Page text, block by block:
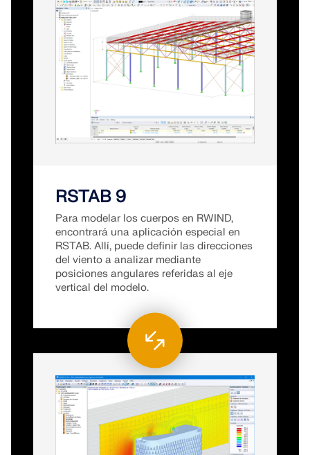
RSTAB 9
Para modelar los cuerpos en RWIND,
encontrará una aplicación especial en
RSTAB. Allí, puede definir las direcciones
del viento a analizar mediante
posiciones angulares referidas al eje
vertical del modelo.